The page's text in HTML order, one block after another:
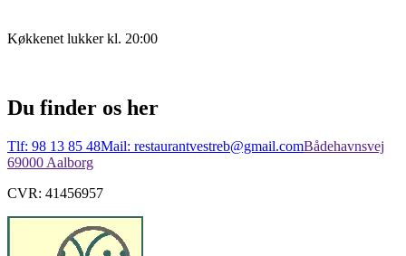
Køkkenet lukker kl. 20:00
Du finder os her
Tlf: 98 13 85 48Mail: restaurantvestreb@gmail.comBådehavnsvej
69000 Aalborg
CVR: 41456957